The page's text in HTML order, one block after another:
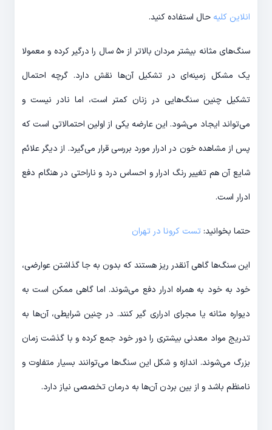
انلاین کلیه حال استفاده کنید.
سنگ‌های مثانه بیشتر مردان بالاتر از ۵۰ سال را درگیر کرده و معمولا
یک مشکل زمینه‌ای در تشکیل آن‌ها نقش دارد. گرچه احتمال
تشکیل چنین سنگ‌هایی در زنان کمتر است، اما نادر نیست و
می‌تواند ایجاد می‌شود. این عارضه یکی از اولین احتمالاتی است که
پس از مشاهده خون در ادرار مورد بررسی قرار می‌گیرد. از دیگر علائم
شایع آن هم تغییر رنگ ادرار و احساس درد و ناراحتی در هنگام دفع
ادرار است.
حتما بخوانید:تست کرونا در تهران
این سنگ‌ها گاهی آنقدر ریز هستند که بدون به جا گذاشتن عوارضی،
خود به خود به همراه ادرار دفع می‌شوند. اما گاهی ممکن است به
دیواره مثانه یا مجرای ادراری گیر کنند. در چنین شرایطی، آن‌ها به
تدریج مواد معدنی بیشتری را دور خود جمع کرده و با گذشت زمان
بزرگ می‌شوند. اندازه و شکل این سنگ‌ها می‌توانند بسیار متفاوت و
نامنظم باشد و از بین بردن آن‌ها به درمان تخصصی نیاز دارد.